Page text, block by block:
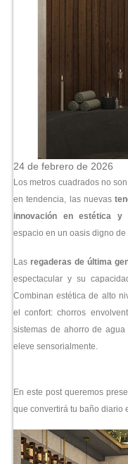
24 de febrero de 2026
Los metros cuadrados no
en tendencia, las nuevas
innovación en estética y
espacio en un oasis digno
Lasregaderas de última
espectacular y su
Combinan estética de alto
el confort: chorros
sistemas de ahorro de
eleve sensorialmente.
En este post queremos
que convertirá tu baño diario